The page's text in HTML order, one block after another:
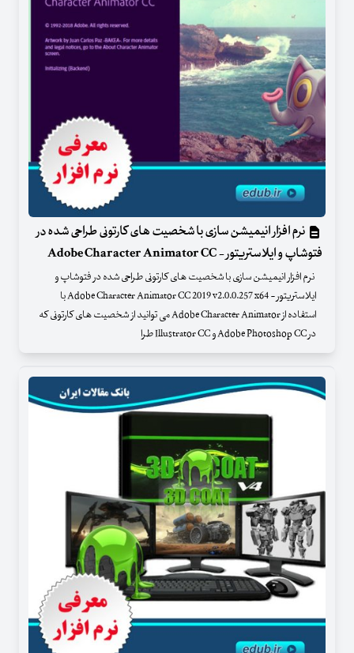
نرم افزار انیمیشن سازی با شخصیت های کارتونی طراحی شده در
فتوشاپ و ایلاستریتور - Adobe Character Animator CC
نرم افزار انیمیشن سازی با شخصیت های کارتونی طراحی شده در فتوشاپ و
ایلاستریتور - Adobe Character Animator CC 2019 v2.0.0.257 x64 با
استفاده از Adobe Character Animator می توانید از شخصیت های کارتونی که
در Adobe Photoshop CC و Illustrator CC طرا